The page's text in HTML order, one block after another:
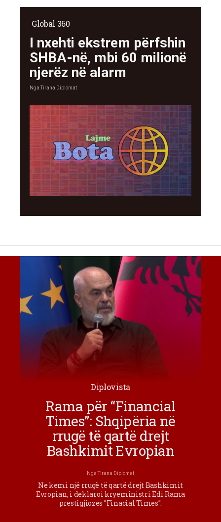
Global 360
I nxehti ekstrem përfshin
SHBA-në, mbi 60 milionë
njerëz në alarm
NgaTirana Diplomat
Diplovista
Rama për “Financial
Times”: Shqipëria në
rrugë të qartë drejt
Bashkimit Evropian
NgaTirana Diplomat
Ne kemi një rrugë të qartë drejt Bashkimit
Evropian, i deklaroi kryeministri Edi Rama
prestigjiozes ”Finacial Times”.